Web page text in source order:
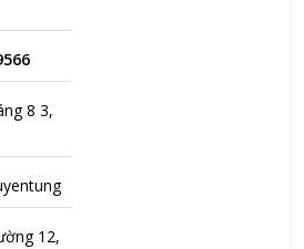
8 3,
12,